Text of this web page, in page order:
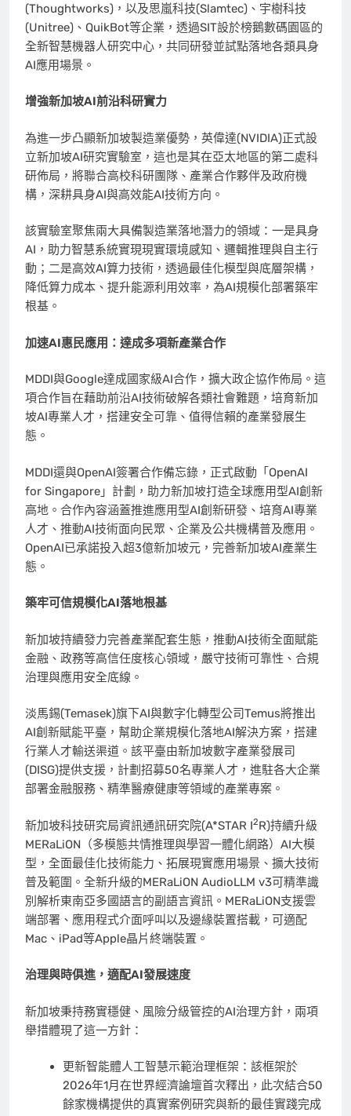
(Thoughtworks)，以及思嵐科技(Slamtec) 、 宇樹科技
(Unitree) 、QuikBot等企業，透過SIT設於榜鵝數碼園區的
全新智慧機器人研究中心，共同研發並試點落地各類具身
AI應用場景。
增強新加坡AI前沿科研實力
為進一步凸顯新加坡製造業優勢， 英偉達(NVIDIA)正式設
立新加坡AI研究實驗室，這也是其在亞太地區的第二處科
研佈局，將聯合高校科研團隊、產業合作夥伴及政府機
構，深耕具身AI與高效能AI技術方向。
該實驗室聚焦兩大具備製造業落地潛力的領域：一是具身
AI，助力智慧系統實現現實環境感知、邏輯推理與自主行
動；二是高效AI算力技術，透過最佳化模型與底層架構，
降低算力成本、提升能源利用效率，為AI規模化部署築牢
根基。
加速AI惠民應用：達成多項新產業合作
MDDI與Google達成國家級AI合作，擴大政企協作佈局。這
項合作旨在藉助前沿AI技術破解各類社會難題，培育新加
坡AI專業人才，搭建安全可靠、值得信賴的產業發展生
態。
MDDI還與OpenAI簽署合作備忘錄，正式啟動「OpenAI
for Singapore」計劃，助力新加坡打造全球應用型AI創新
高地。合作內容涵蓋推進應用型AI創新研發、培育AI專業
人才、推動AI技術面向民眾、企業及公共機構普及應用。
OpenAI已承諾投入超3億新加坡元，完善新加坡AI產業生
態。
築牢可信規模化AI落地根基
新加坡持續發力完善產業配套生態，推動AI技術全面賦能
金融、政務等高信任度核心領域，嚴守技術可靠性、合規
治理與應用安全底線。
淡馬錫(Temasek)旗下AI與數字化轉型公司Temus將推出
AI創新賦能平臺，幫助企業規模化落地AI解決方案，搭建
行業人才輸送渠道。該平臺由新加坡數字產業發展司
(DISG)提供支援，計劃招募50名專業人才，進駐各大企業
部署金融服務、精準醫療健康等領域的產業專案。
新加坡科技研究局資訊通訊研究院(A*STAR I2R)持續升級
MERaLiON（多模態共情推理與學習一體化網路）AI大模
型，全面最佳化技術能力、拓展現實應用場景、擴大技術
普及範圍。全新升級的MERaLiON AudioLLM v3可精準識
別解析東南亞多國語言的副語言資訊。MERaLiON支援雲
端部署、應用程式介面呼叫以及邊緣裝置搭載，可適配
Mac、iPad等Apple晶片終端裝置。
治理與時俱進，適配AI發展速度
新加坡秉持務實穩健、風險分級管控的AI治理方針，兩項
舉措體現了這一方針：
更新智能體人工智慧示範治理框架 ：該框架於
2026年1月在世界經濟論壇首次釋出，此次結合50
餘家機構提供的真實案例研究與新的最佳實踐完成